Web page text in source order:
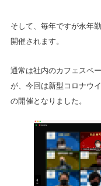
そして、毎年ですが永年
開催されます。
通常は社内のカフェスペ
が、今回は新型コロナウ
の開催となりました。